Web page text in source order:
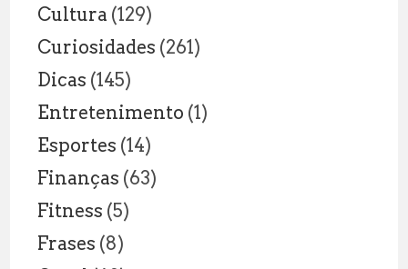
Cultura (129)
Curiosidades (261)
Dicas (145)
Entretenimento (1)
Esportes (14)
Finanças (63)
Fitness (5)
Frases (8)